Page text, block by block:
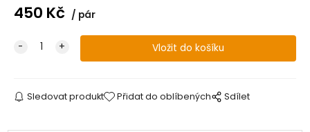
450 Kč pár
Sledovat produkt Přidat do oblíbených Sdílet